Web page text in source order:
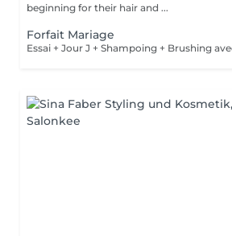
beginning for their hair and ...
Forfait Mariage